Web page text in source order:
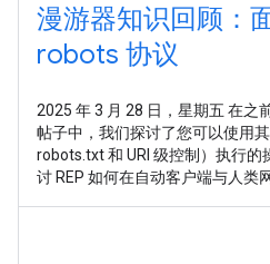
漫游器知识回顾：
robots 协议
2025 年 3 月 28 日，星期五 在之
帖子中，我们探讨了您可以使用
robots.txt 和 URI 级控制）执行的
讨 REP 如何在自动客户端与人类